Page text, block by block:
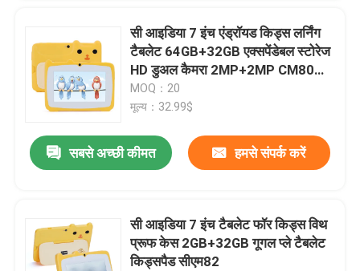
सी आइडिया 7 इंच एंड्रॉयड किड्स लर्निंग
टैबलेट 64GB+32GB एक्सपेंडेबल स्टोरेज
HD डुअल कैमरा 2MP+2MP CM80
पीला
MOQ：20
मूल्य：32.99$
सबसे अच्छी कीमत हमसे संपर्क करें
सी आइडिया 7 इंच टैबलेट फॉर किड्स विथ
प्रूफ केस 2GB+32GB गूगल प्ले टैबलेट
किड्सपैड सीएम82